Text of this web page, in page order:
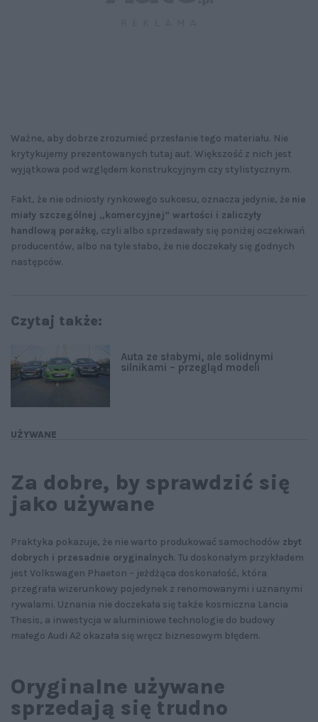
Ważne, aby dobrze zrozumieć przesłanie tego materiału. Nie
krytykujemy prezentowanych tutaj aut. Większość z nich jest
wyjątkowa pod względem konstrukcyjnym czy stylistycznym.
Fakt, że nie odniosły rynkowego sukcesu, oznacza jedynie, że nie
miały szczególnej „komercyjnej” wartości i zaliczyły
handlową porażkę, czyli albo sprzedawały się poniżej oczekiwań
producentów, albo na tyle słabo, że nie doczekały się godnych
następców.
Czytaj także:
UŻYWANE
Auta ze słabymi, ale solidnymi
silnikami – przegląd modeli
Za dobre, by sprawdzić się
jako używane
Praktyka pokazuje, że nie warto produkować samochodów zbyt
dobrych i przesadnie oryginalnych. Tu doskonałym przykładem
jest Volkswagen Phaeton – jeżdżąca doskonałość, która
przegrała wizerunkowy pojedynek z renomowanymi i uznanymi
rywalami. Uznania nie doczekała się także kosmiczna Lancia
Thesis, a inwestycja w aluminiowe technologie do budowy
małego Audi A2 okazała się wręcz biznesowym błędem.
Oryginalne używane
sprzedają się trudno